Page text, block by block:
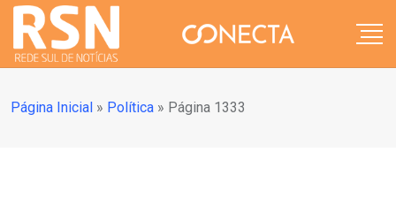
Página Inicial » Política » Página 1333